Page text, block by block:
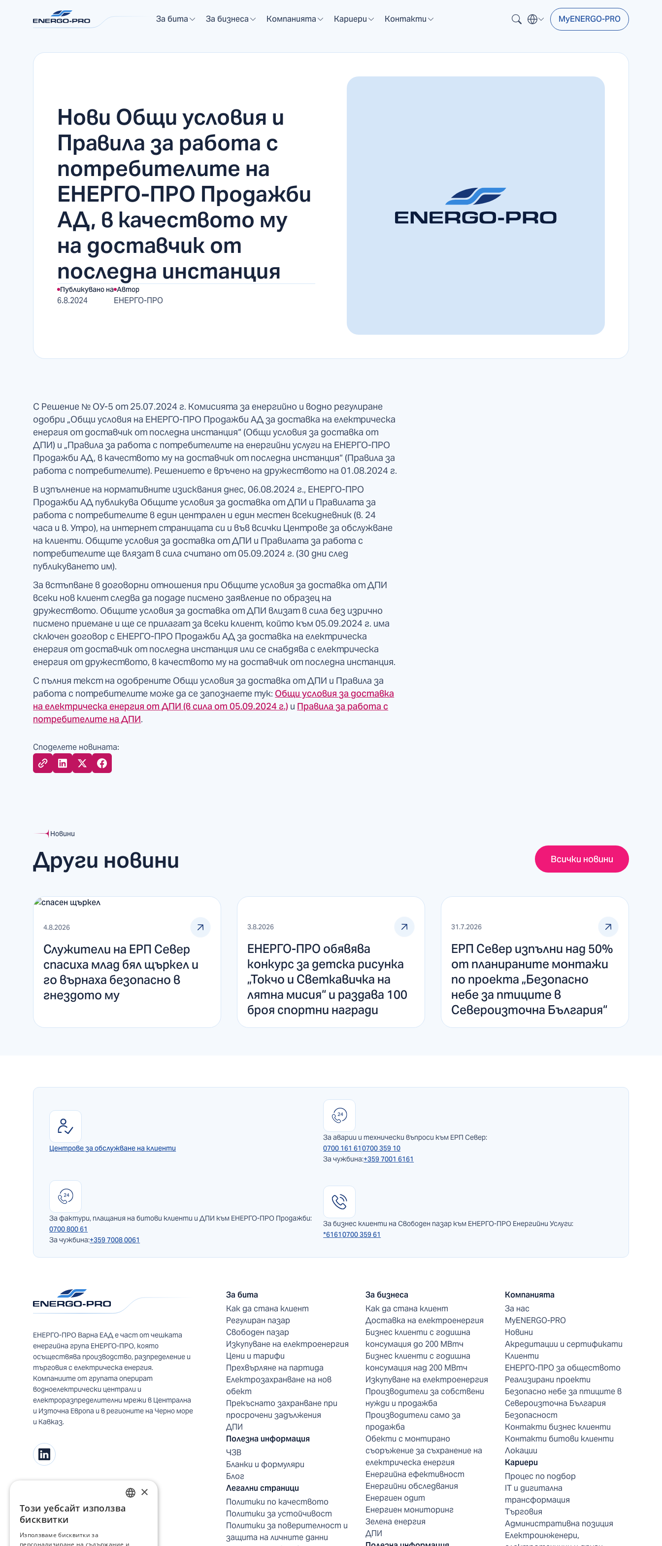
За бита За бизнеса Компанията Кариери Контакти MyENERGO-PRO
Нови Общи условия и
Правила за работа с
потребителите на
ЕНЕРГО-ПРО Продажби
АД, в качеството му
на доставчик от
последна инстанция
Публикувано на
6.8.2024
Автор
ЕНЕРГО-ПРО
С Решение № ОУ-5 от 25.07.2024 г. Комисията за енергийно и водно регулиране
одобри „Общи условия на ЕНЕРГО-ПРО Продажби АД за доставка на електрическа
енергия от доставчик от последна инстанция“ (Общи условия за доставка от
ДПИ) и „Правила за работа с потребителите на енергийни услуги на ЕНЕРГО-ПРО
Продажби АД, в качеството му на доставчик от последна инстанция“ (Правила за
работа с потребителите). Решението е връчено на дружеството на 01.08.2024 г.
В изпълнение на нормативните изисквания днес, 06.08.2024 г., ЕНЕРГО-ПРО
Продажби АД публикува Общите условия за доставка от ДПИ и Правилата за
работа с потребителите в един централен и един местен всекидневник (в. 24
часа и в. Утро), на интернет страницата си и във всички Центрове за обслужване
на клиенти. Общите условия за доставка от ДПИ и Правилата за работа с
потребителите ще влязат в сила считано от 05.09.2024 г. (30 дни след
публикуването им).
За встъпване в договорни отношения при Общите условия за доставка от ДПИ
всеки нов клиент следва да подаде писмено заявление по образец на
дружеството. Общите условия за доставка от ДПИ влизат в сила без изрично
писмено приемане и ще се прилагат за всеки клиент, който към 05.09.2024 г. има
сключен договор с ЕНЕРГО-ПРО Продажби АД за доставка на електрическа
енергия от доставчик от последна инстанция или се снабдява с електрическа
енергия от дружеството, в качеството му на доставчик от последна инстанция.
С пълния текст на одобрените Общи условия за доставка от ДПИ и Правила за
работа с потребителите може да се запознаете тук: Общи условия за доставка
на електрическа енергия от ДПИ (в сила от 05.09.2024 г.) и Правила за работа с
потребителите на ДПИ.
Споделете новината:
Новини
Други новини Всички новини
4.8.2026
Служители на ЕРП Север
спасиха млад бял щъркел и
го върнаха безопасно в
гнездото му
3.8.2026
ЕНЕРГО-ПРО обявява
конкурс за детска рисунка
„Токчо и Светкавичка на
лятна мисия“ и раздава 100
броя спортни награди
31.7.2026
ЕРП Север изпълни над 50%
от планираните монтажи
по проекта „Безопасно
небе за птиците в
Североизточна България“
Центрове за обслужване на клиенти
За аварии и технически въпроси към ЕРП Север:
0700 161 610700 359 10
За чужбина:+359 7001 6161
За фактури, плащания на битови клиенти и ДПИ към ЕНЕРГО-ПРО Продажби:
0700 800 61
За чужбина:+359 7008 0061
За бизнес клиенти на Свободен пазар към ЕНЕРГО-ПРО Енергийни Услуги:
*61610700 359 61
ЕНЕРГО-ПРО Варна ЕАД е част от чешката
енергийна група ЕНЕРГО-ПРО, която
осъществява производство, разпределение и
търговия с електрическа енергия.
Компаниите от групата оперират
водноелектрически централи и
електроразпределителни мрежи в Централна
и Източна Европа и в регионите на Черно море
и Кавказ.
За бита
Как да стана клиент
Регулиран пазар
Свободен пазар
Изкупуване на електроенергия
Цени и тарифи
Прехвърляне на партида
Електрозахранване на нов
обект
Прекъснато захранване при
просрочени задължения
ДПИ
Полезна информация
ЧЗВ
Бланки и формуляри
Блог
Легални страници
Политики по качеството
Политики за устойчивост
Политики за поверителност и
защита на личните данни
За бизнеса
Как да стана клиент
Доставка на електроенергия
Бизнес клиенти с годишна
консумация до 200 МВтч
Бизнес клиенти с годишна
консумация над 200 МВтч
Изкупуване на електроенергия
Производители за собствени
нужди и продажба
Производители само за
продажба
Обекти с монтирано
съоръжение за съхранение на
електрическа енергия
Енергийна ефективност
Енергийни обследвания
Енергиен одит
Енергиен мониторинг
Зелена енергия
ДПИ
Компанията
За нас
MyENERGO-PRO
Новини
Акредитации и сертификати
Клиенти
ЕНЕРГО-ПРО за обществото
Реализирани проекти
Безопасно небе за птиците в
Североизточна България
Безопасност
Контакти бизнес клиенти
Контакти битови клиенти
Локации
Кариери
Процес по подбор
IT и дигитална
трансформация
Търговия
Административна позиция
Електроинженери,
BULGARIAN
×
Този уебсайт използва
бисквитки
Използваме бисквитки за
персонализиране на съдържание и